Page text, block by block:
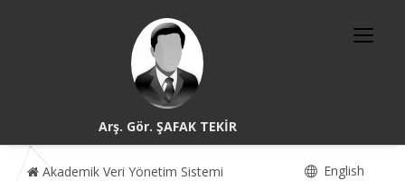
Arş. Gör. ŞAFAK TEKİR
Akademik Veri Yönetim Sistemi English